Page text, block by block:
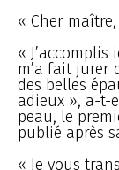
« Cher maître,
«
m’a fait jurer
des belles
adieux », a-t-
peau, le
publié après
« Je vous